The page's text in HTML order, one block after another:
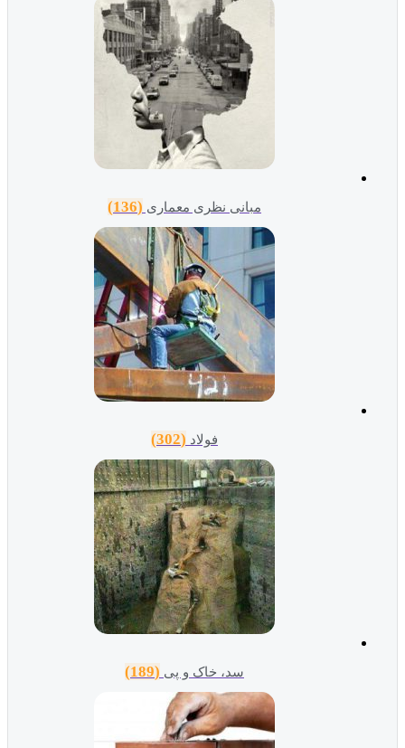
مبانی نظری معماری (136)
فولاد (302)
سد، خاک و پی (189)